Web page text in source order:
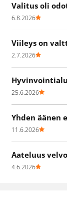
Valitus oli
6.8.2026
Viileys on
2.7.2026
25.6.2026
Yhden äänen
11.6.2026
Aateluus
4.6.2026